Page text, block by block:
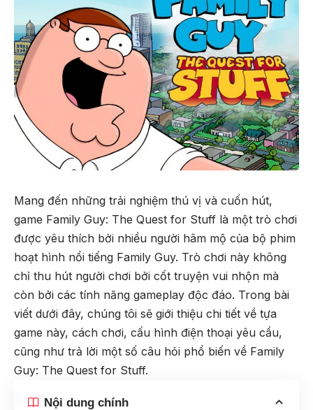
Mang đến những trải nghiệm thú vị và cuốn hút,
game Family Guy: The Quest for Stuff là một trò chơi
được yêu thích bởi nhiều người hâm mộ của bộ phim
hoạt hình nổi tiếng Family Guy. Trò chơi này không
chỉ thu hút người chơi bởi cốt truyện vui nhộn mà
còn bởi các tính năng gameplay độc đáo. Trong bài
viết dưới đây, chúng tôi sẽ giới thiệu chi tiết về tựa
game này, cách chơi, cấu hình điện thoại yêu cầu,
cũng như trả lời một số câu hỏi phổ biến về Family
Guy: The Quest for Stuff.
Nội dung chính